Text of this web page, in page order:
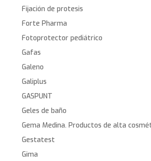
Fijación de protesis
Forte Pharma
Fotoprotector pediátrico
Gafas
Galeno
Galiplus
GASPUNT
Geles de baño
Gema Medina. Productos de alta
Gestatest
Gima